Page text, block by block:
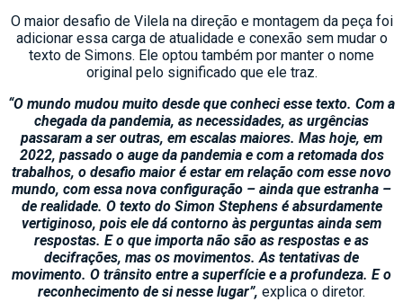
O maior desafio de Vilela na direção e montagem da peça foi
adicionar essa carga de atualidade e conexão sem mudar o
texto de Simons. Ele optou também por manter o nome
original pelo significado que ele traz.
“O mundo mudou muito desde que conheci esse texto. Com a
chegada da pandemia, as necessidades, as urgências
passaram a ser outras, em escalas maiores. Mas hoje, em
2022, passado o auge da pandemia e com a retomada dos
trabalhos, o desafio maior é estar em relação com esse novo
mundo, com essa nova configuração – ainda que estranha –
de realidade. O texto do Simon Stephens é absurdamente
vertiginoso, pois ele dá contorno às perguntas ainda sem
respostas. E o que importa não são as respostas e as
decifrações, mas os movimentos. As tentativas de
movimento. O trânsito entre a superfície e a profundeza. E o
reconhecimento de si nesse lugar”, explica o diretor.